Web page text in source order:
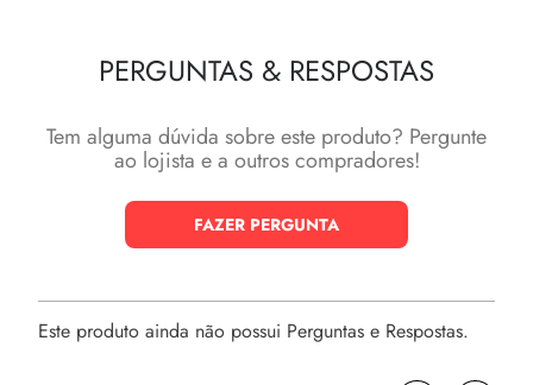
PERGUNTAS & RESPOSTAS
Tem alguma dúvida sobre este produto? Pergunte
ao lojista e a outros compradores!
FAZER PERGUNTA
Este produto ainda não possui Perguntas e Respostas.